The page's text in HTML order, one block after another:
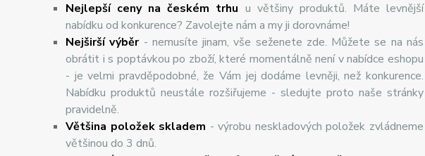
Nejlepší ceny na českém trhu u většiny produktů. Máte levnější
nabídku od konkurence? Zavolejte nám a my ji dorovnáme!
Nejširšívýběr- nemusíte jinam, vše seženete zde. Můžete se na nás
obrátit i s poptávkou po zboží, které momentálně není v nabídce eshopu
- je velmi pravděpodobné, že Vám jej dodáme levněji, než konkurence.
Nabídku produktů neustále rozšiřujeme - sledujte proto naše stránky
pravidelně.
Většina položek skladem - výrobu neskladových položek zvládneme
většinou do 3 dnů.